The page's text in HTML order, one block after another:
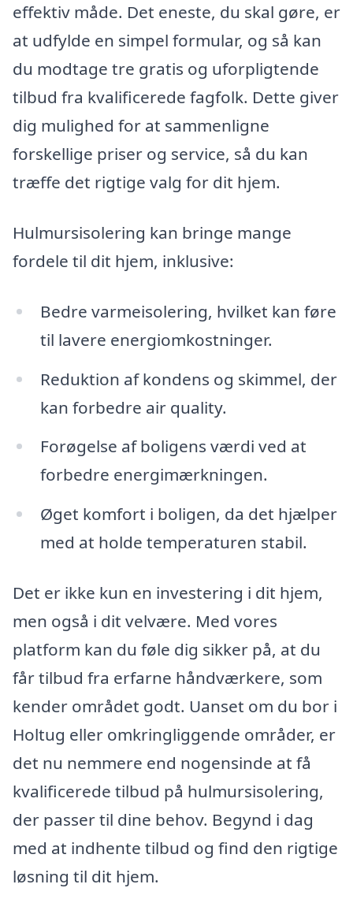
effektiv måde. Det eneste, du skal gøre, er
at udfylde en simpel formular, og så kan
du modtage tre gratis og uforpligtende
tilbud fra kvalificerede fagfolk. Dette giver
dig mulighed for at sammenligne
forskellige priser og service, så du kan
træffe det rigtige valg for dit hjem.
Hulmursisolering kan bringe mange
fordele til dit hjem, inklusive:
Bedre varmeisolering, hvilket kan føre
til lavere energiomkostninger.
Reduktion af kondens og skimmel, der
kan forbedre air quality.
Forøgelse af boligens værdi ved at
forbedre energimærkningen.
Øget komfort i boligen, da det hjælper
med at holde temperaturen stabil.
Det er ikke kun en investering i dit hjem,
men også i dit velvære. Med vores
platform kan du føle dig sikker på, at du
får tilbud fra erfarne håndværkere, som
kender området godt. Uanset om du bor i
Holtug eller omkringliggende områder, er
det nu nemmere end nogensinde at få
kvalificerede tilbud på hulmursisolering,
der passer til dine behov. Begynd i dag
med at indhente tilbud og find den rigtige
løsning til dit hjem.